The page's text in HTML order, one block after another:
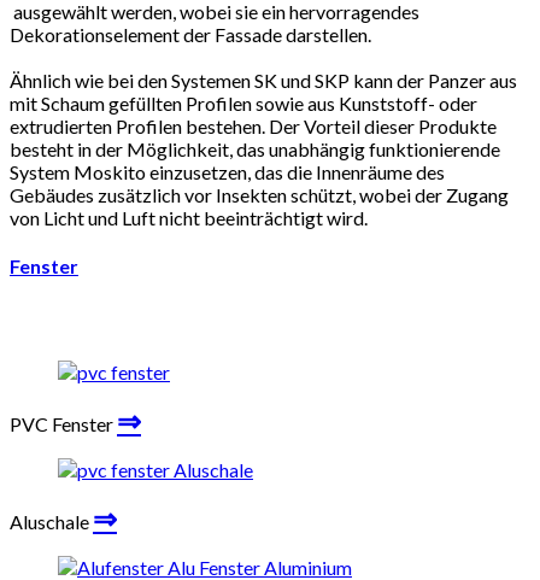
ausgewählt werden, wobei sie ein hervorragendes
Dekorationselement der Fassade darstellen.
Ähnlich wie bei den Systemen SK und SKP kann der Panzer aus
mit Schaum gefüllten Profilen sowie aus Kunststoff- oder
extrudierten Profilen bestehen. Der Vorteil dieser Produkte
besteht in der Möglichkeit, das unabhängig funktionierende
System Moskito einzusetzen, das die Innenräume des
Gebäudes zusätzlich vor Insekten schützt, wobei der Zugang
von Licht und Luft nicht beeinträchtigt wird.
Fenster
PVC Fenster ⇒
Aluschale ⇒